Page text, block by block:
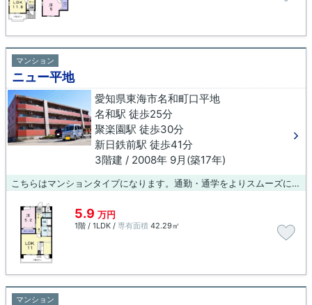
マンション
ニュー平地
愛知県東海市名和町口平地
名和駅 徒歩25分
聚楽園駅 徒歩30分
新日鉄前駅 徒歩41分
3階建 / 2008年 9月(築17年)
こちらはマンションタイプになります。通勤・通学をよりスムーズにする名和周辺のお部屋に住めば、日々の移動で不便を感じることも無くなるでしょう。
5.9 万円
1階 / 1LDK / 専有面積 42.29㎡
マンション